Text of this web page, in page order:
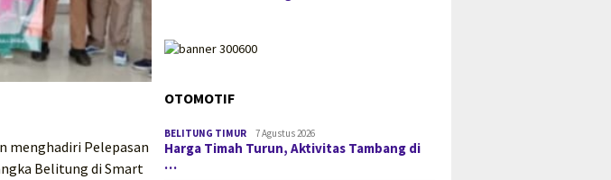
menghadiri Pelepasan
Belitung di Smart
OTOMOTIF
BELITUNG TIMUR 7 Agustus 2026
Harga Timah Turun, Aktivitas Tambang di
…